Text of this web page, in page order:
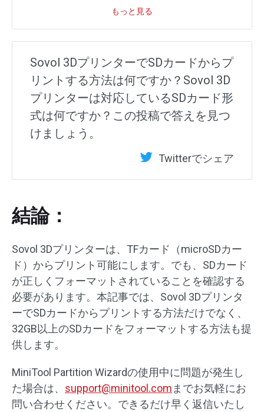
もっと見る
Sovol 3DプリンターでSDカードからプ
リントする方法は何ですか？Sovol 3D
プリンターは対応しているSDカード形
式は何ですか？この投稿で答えを見つ
けましょう。
Twitterでシェア
結論：
Sovol 3Dプリンターは、TFカード（microSDカー
ド）からプリント可能にします。でも、SDカード
が正しくフォーマットされていることを確認する
必要があります。本記事では、Sovol 3Dプリンタ
ーでSDカードからプリントする方法だけでなく、
32GB以上のSDカードをフォーマットする方法も提
供します。
MiniTool Partition Wizardの使用中に問題が発生し
た場合は、 support@minitool.comまでお気軽にお
問い合わせください。できるだけ早く返信いたし